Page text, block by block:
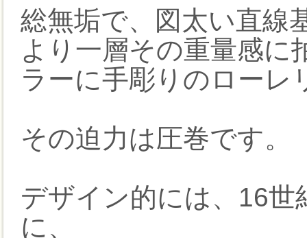
総無垢で、図太い直線
より一層その重量感に
ラーに手彫りのローレ
その迫力は圧巻です。
デザイン的には、16世
に、